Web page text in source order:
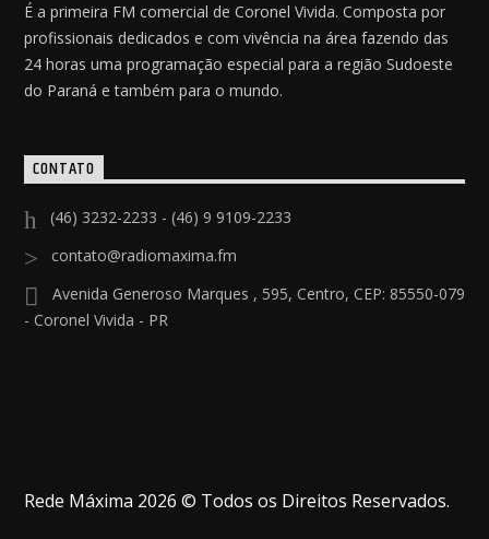
É a primeira FM comercial de Coronel Vivida. Composta por
profissionais dedicados e com vivência na área fazendo das
24 horas uma programação especial para a região Sudoeste
do Paraná e também para o mundo.
CONTATO
(46) 3232-2233 - (46) 9 9109-2233
contato@radiomaxima.fm
Avenida Generoso Marques , 595, Centro, CEP: 85550-079
- Coronel Vivida - PR
Rede Máxima 2026 © Todos os Direitos Reservados.